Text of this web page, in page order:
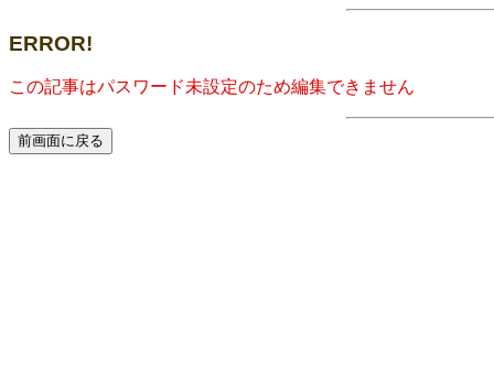
ERROR!
この記事はパスワード未設定のため編集できません